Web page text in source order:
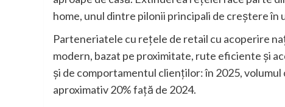
home, unul dintre pilonii principali de creștere în
Parteneriatele cu rețele de retail cu acoperire
modern, bazat pe proximitate, rute eficiente și
și de comportamentul clienților: în 2025,
aproximativ 20% față de 2024.